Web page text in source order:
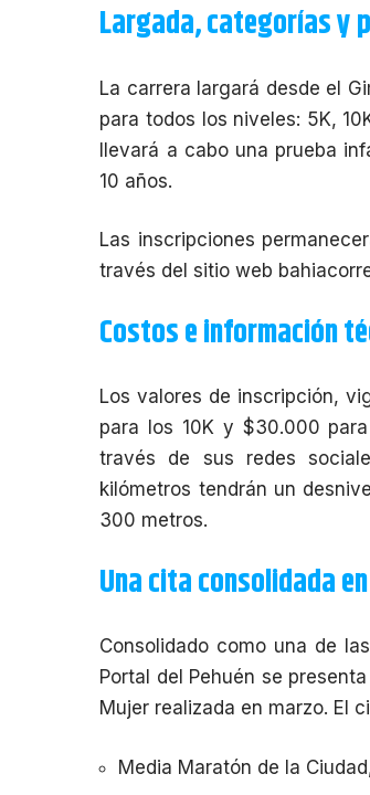
Largada, categorías y
La carrera largará desde el
para todos los niveles: 5K,
llevará a cabo una prueba
10 años.
Las inscripciones
través del sitio web
Costos e información
Los valores de inscripción,
para los 10K y $30.000
través de sus redes
kilómetros tendrán un
300 metros.
Una cita consolidada
Consolidado como una de
Portal del Pehuén se
Mujer realizada en marzo. El
Media Maratón de la Ciudad